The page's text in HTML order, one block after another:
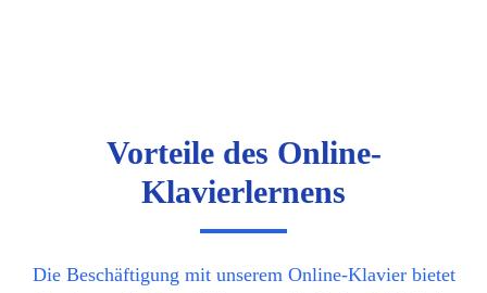
Vorteile des Online-
Klavierlernens
Die Beschäftigung mit unserem Online-Klavier bietet